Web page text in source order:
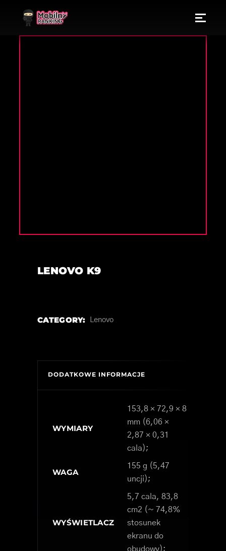
LENOVO K9
CATEGORY: Lenovo
DODATKOWE INFORMACJE
WYMIARY
153,8 × 72,9 × 8
mm (6,06 ×
2,87 × 0,31
cala);
WAGA
155 g (5,47
uncji);
WYŚWIETLACZ
5,7 cala, 83,8
cm2 (~ 74,8%
stosunek
ekranu do
obudowy);